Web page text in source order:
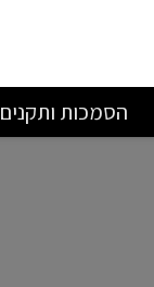
הסמכות ותקנים